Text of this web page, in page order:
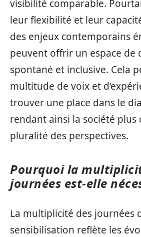
visibilité comparable.
leur flexibilité et leur
des enjeux contemporains
peuvent offrir un espace de
spontané et inclusive. Cela
multitude de voix et
trouver une place dans le
rendant ainsi la société plus
pluralité des perspectives.
Pourquoi la
journées est-elle
La multiplicité des journées
sensibilisation reflète les